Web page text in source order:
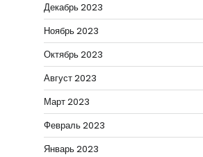
Декабрь 2023
Ноябрь 2023
Октябрь 2023
Август 2023
Март 2023
Февраль 2023
Январь 2023